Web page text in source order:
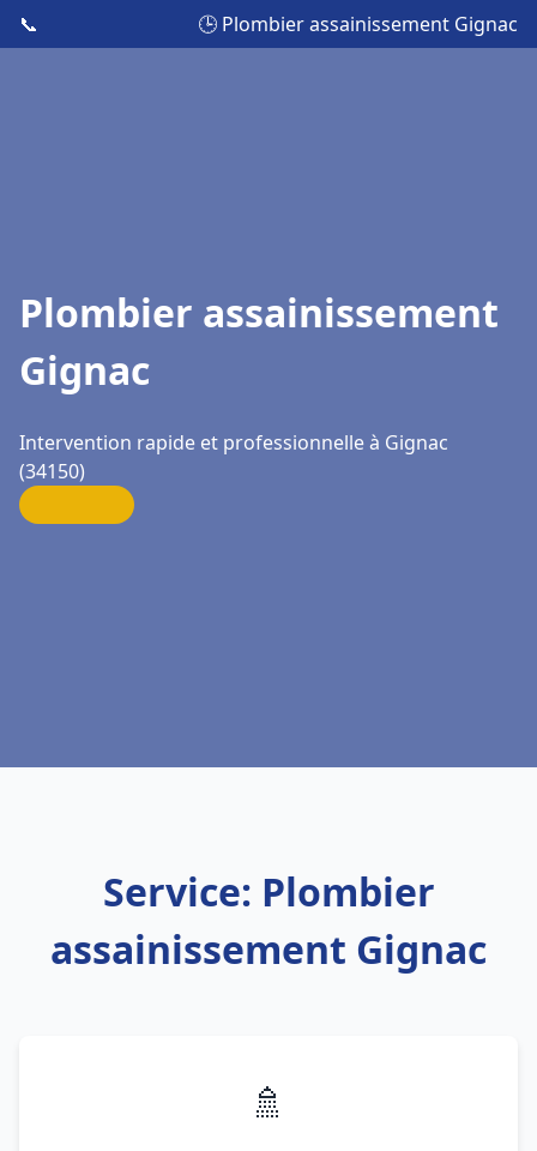
📞 🕒 Plombier assainissement Gignac
Plombier assainissement
Gignac
Intervention rapide et professionnelle à Gignac
(34150)
Service: Plombier
assainissement Gignac
🚿